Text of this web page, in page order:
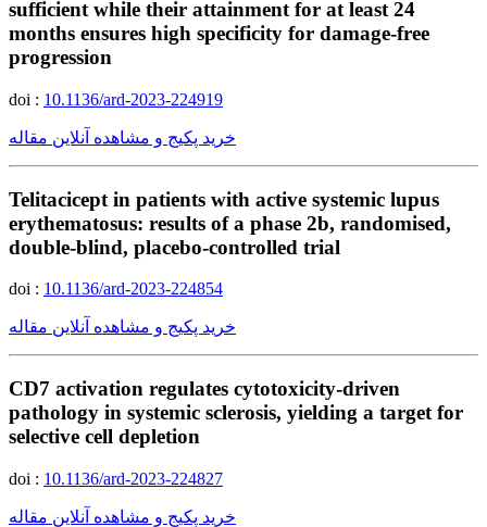
sufficient while their attainment for at least 24
months ensures high specificity for damage-free
progression
doi : 10.1136/ard-2023-224919
خرید پکیج و مشاهده آنلاین مقاله
Telitacicept in patients with active systemic lupus
erythematosus: results of a phase 2b, randomised,
double-blind, placebo-controlled trial
doi : 10.1136/ard-2023-224854
خرید پکیج و مشاهده آنلاین مقاله
CD7 activation regulates cytotoxicity-driven
pathology in systemic sclerosis, yielding a target for
selective cell depletion
doi : 10.1136/ard-2023-224827
خرید پکیج و مشاهده آنلاین مقاله